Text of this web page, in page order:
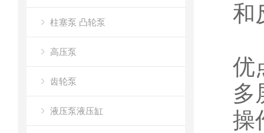
柱塞泵 凸轮泵
高压泵
齿轮泵
液压泵液压缸
和
优
多
操